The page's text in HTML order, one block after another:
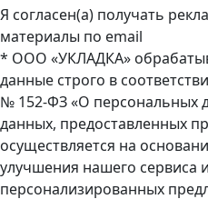
Я согласен(а) получать
материалы по email
* ООО «УКЛАДКА»
данные строго в
№ 152-ФЗ «О персональных
данных, предоставленных
осуществляется на
улучшения нашего сервиса
персонализированных